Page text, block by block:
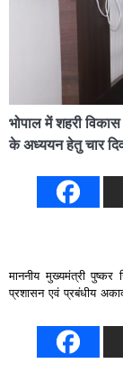
भोपाल में शहरी विकास
के अध्ययन हेतु चार
माननीय मुख्यमंत्री पुष्कर
प्रशासन एवं प्रबंधीय